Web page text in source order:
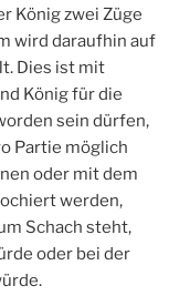
König zwei Züge
wird daraufhin auf
Dies ist mit
König für die
sein dürfen,
Partie möglich
oder mit dem
werden,
Schach steht,
oder bei der